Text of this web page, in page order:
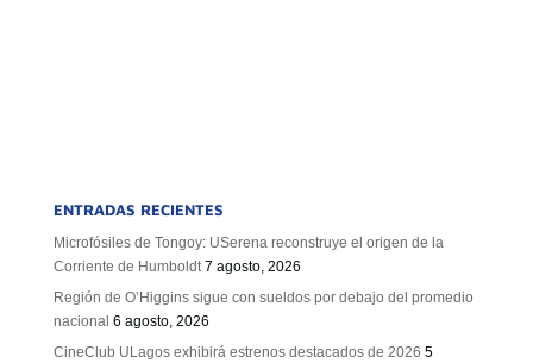
ENTRADAS RECIENTES
Microfósiles de Tongoy: USerena reconstruye el origen de la
Corriente de Humboldt 7 agosto, 2026
Región de O’Higgins sigue con sueldos por debajo del promedio
nacional 6 agosto, 2026
CineClub ULagos exhibirá estrenos destacados de 2026 5